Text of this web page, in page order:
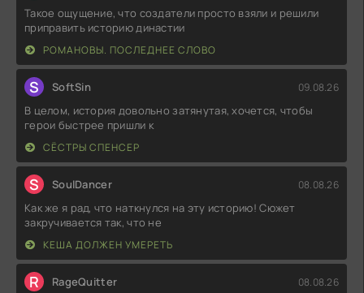
Такое ощущение, что создатели просто взяли и решили
приправить историю династии
РОМАНОВЫ. ПОСЛЕДНЕЕ СЛОВО
S SoftSin 09.08.26
В целом, история довольно затянутая, хочется, чтобы
герои быстрее пришли к
СЁСТРЫ СПЕНСЕР
S SoulDancer 08.08.26
Как же я рад, что наткнулся на эту историю! Сюжет
закручивается так, что не
КЕША ДОЛЖЕН УМЕРЕТЬ
R RageQuitter 08.08.26